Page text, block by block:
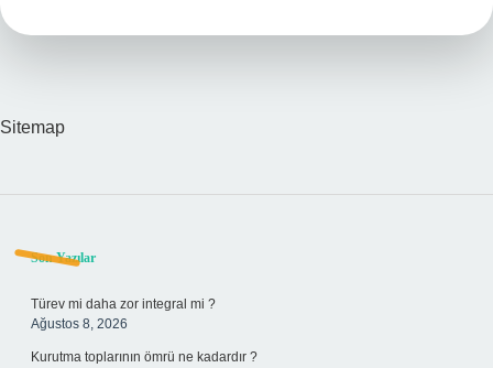
Sitemap
Sidebar
Son Yazılar
Türev mi daha zor integral mi ?
Ağustos 8, 2026
Kurutma toplarının ömrü ne kadardır ?